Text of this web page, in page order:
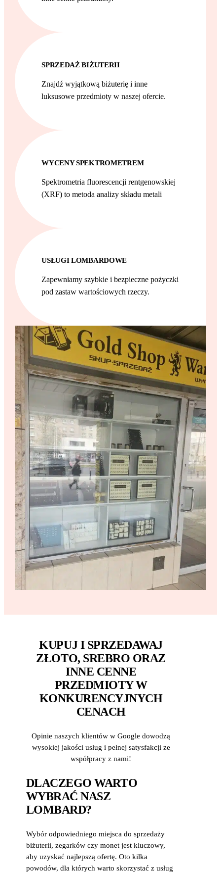
SPRZEDAŻ BIŻUTERII
Znajdź wyjątkową biżuterię i inne
luksusowe przedmioty w naszej ofercie.
WYCENY SPEKTROMETREM
Spektrometria fluorescencji rentgenowskiej
(XRF) to metoda analizy składu metali
USŁUGI LOMBARDOWE
Zapewniamy szybkie i bezpieczne pożyczki
pod zastaw wartościowych rzeczy.
KUPUJ I SPRZEDAWAJ
ZŁOTO, SREBRO ORAZ
INNE CENNE
PRZEDMIOTY W
KONKURENCYJNYCH
CENACH
Opinie naszych klientów w Google dowodzą
wysokiej jakości usług i pełnej satysfakcji ze
współpracy z nami!
DLACZEGO WARTO
WYBRAĆ NASZ
LOMBARD?
Wybór odpowiedniego miejsca do sprzedaży
biżuterii, zegarków czy monet jest kluczowy,
aby uzyskać najlepszą ofertę. Oto kilka
powodów, dla których warto skorzystać z usług